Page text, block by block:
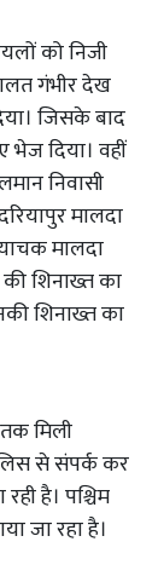
को निजी
गंभीर देख
जिसके बाद
दिया। वहीं
निवासी
मालदा
मालदा
शिनाख्त का
शिनाख्त का
मिली
से संपर्क कर
है। पश्चिम
जा रहा है।